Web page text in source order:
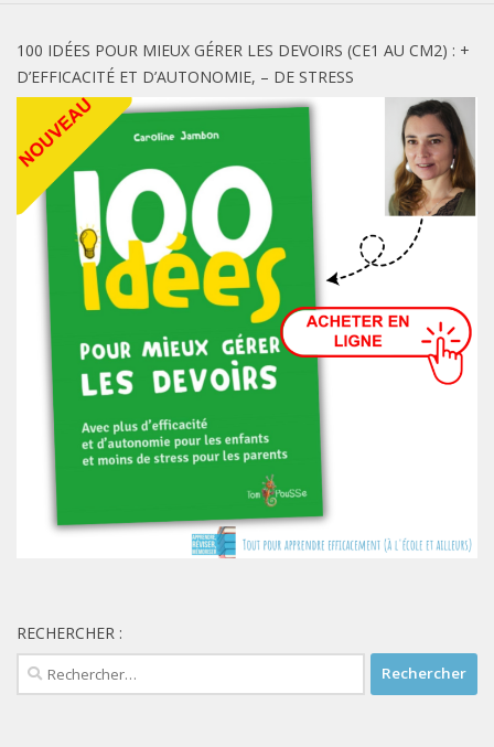
100 IDÉES POUR MIEUX GÉRER LES DEVOIRS (CE1 AU CM2) : +
D’EFFICACITÉ ET D’AUTONOMIE, – DE STRESS
RECHERCHER :
Rechercher :